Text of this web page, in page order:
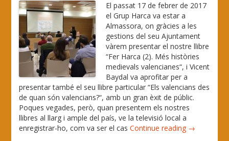
El passat 17 de febrer de 2017
el Grup Harca va estar a
Almassora, on gràcies a les
gestions del seu Ajuntament
vàrem presentar el nostre llibre
“Fer Harca (2). Més històries
medievals valencianes“, i Vicent
Baydal va aprofitar per a
presentar també el seu llibre particular “Els valencians des
de quan són valencians?“, amb un gran èxit de públic.
Poques vegades, però, quan presentem els nostres
llibres al llarg i ample del país, ve la televisió local a
enregistrar-ho, com va ser el casContinue reading →